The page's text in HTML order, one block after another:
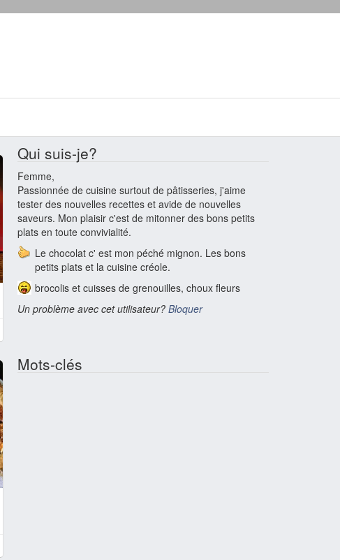
Qui suis-je?
Femme,
Passionnée de cuisine surtout de pâtisseries, j'aime
tester des nouvelles recettes et avide de nouvelles
saveurs. Mon plaisir c'est de mitonner des bons petits
plats en toute convivialité.
Le chocolat c' est mon péché mignon. Les bons
petits plats et la cuisine créole.
brocolis et cuisses de grenouilles, choux fleurs
Un problème avec cet utilisateur? Bloquer
Mots-clés